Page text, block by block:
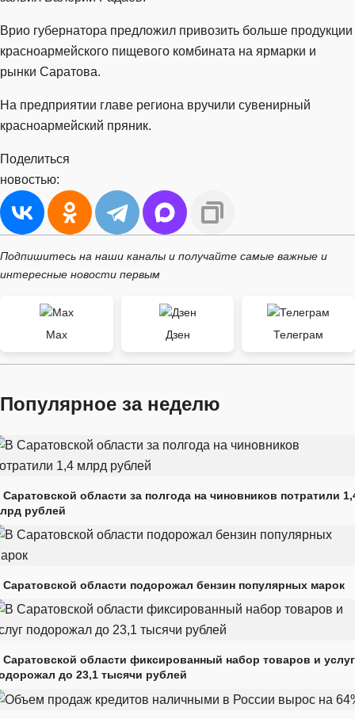
Врио губернатора предложил привозить больше продукции
красноармейского пищевого комбината на ярмарки и
рынки Саратова.
На предприятии главе региона вручили сувенирный
красноармейский пряник.
Поделиться
новостью:
Подпишитесь на наши каналы и получайте самые важные и
интересные новости первым
Max Дзен Телеграм
Популярное за неделю
Саратовской области за полгода на чиновников потратили
рублей
Саратовской области подорожал бензин популярных марок
Саратовской области фиксированный набор товаров и услуг
до 23,1 тысячи рублей